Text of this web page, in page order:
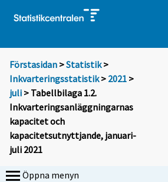
Förstasidan >Statistik >
Inkvarteringsstatistik> 2021 >
juli > Tabellbilaga 1.2.
Inkvarteringsanläggningarnas
kapacitet och
kapacitetsutnyttjande, januari-
juli 2021
Öppna menyn